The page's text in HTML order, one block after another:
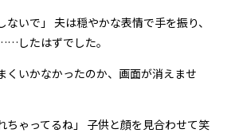
ないで」 夫は穏やかな表情で手を振り、
したはずでした。
くいかなかったのか、画面が消えませ
ちゃってるね」 子供と顔を見合わせて笑